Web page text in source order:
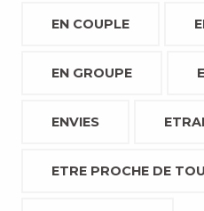
EN COUPLE
EN GROUPE
ENVIES
ETRE PROCHE DE